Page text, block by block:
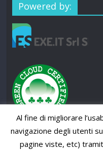
Powered by:
Al fine di migliorare
navigazione degli utenti
pagine viste, etc)